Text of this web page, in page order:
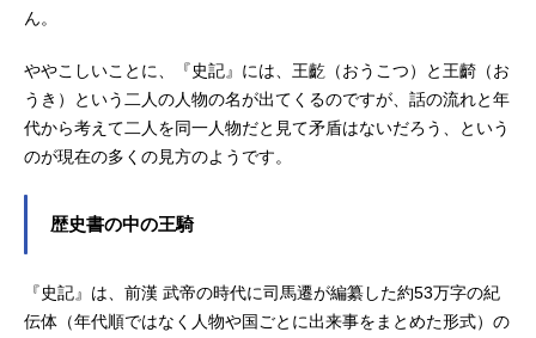
ん。
ややこしいことに、『史記』には、王齕（おうこつ）と王齮（お
うき）という二人の人物の名が出てくるのですが、話の流れと年
代から考えて二人を同一人物だと見て矛盾はないだろう、という
のが現在の多くの見方のようです。
歴史書の中の王騎
『史記』は、前漢 武帝の時代に司馬遷が編纂した約53万字の紀
伝体（年代順ではなく人物や国ごとに出来事をまとめた形式）の